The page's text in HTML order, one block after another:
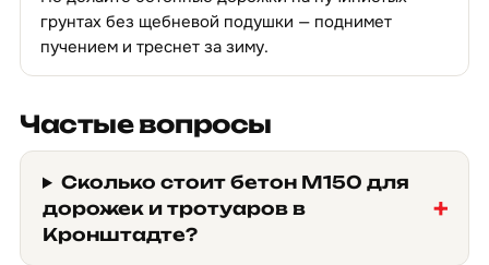
грунтах без щебневой подушки — поднимет
пучением и треснет за зиму.
Частые вопросы
Сколько стоит бетон М150 для
дорожек и тротуаров в
Кронштадте?